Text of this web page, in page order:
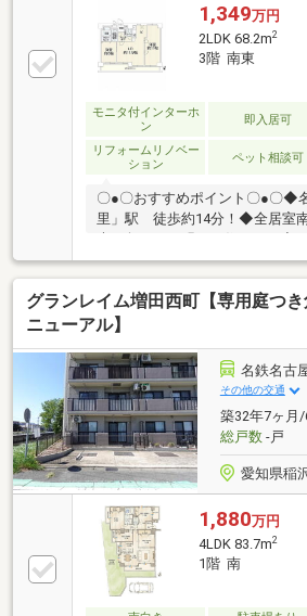
1,349万円
2LDK 68.2m2
3階 南東
モニタ付インターホ
ン
即入居可
リフォームリノベー
ション
ペット相談可
〇●〇おすすめポイント〇●〇◆
里」駅 徒歩約14分！◆全居室南
間取りが明るいファミリー空間
ニーで洗濯物もたくさん干せま
揃っており快適な住環境！■■■
年6月完工）■■■キッチン・洗面
フローリング上張り、網戸貼替
交換、室内クリーニング■■■【
望のお客様へ】■■■ご来店・ご案
のお日にちをお気軽にご連絡下
グランレイム増田西町【専用庭つ
ニューアル】
名鉄名古
その他の交通
築32年7ヶ月/
総戸数-戸
愛知県稲
1,880万円
4LDK 83.7m2
1階 南